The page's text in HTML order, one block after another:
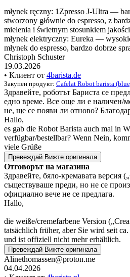
młynek ręczny: 1Zpresso J-Ultra —
stworzony głównie do espresso, z
mielenia i świetnym stosunkiem
młynek elektryczny: Eureka —
młynek do espresso, bardzo dobrze
Christoph Schuster
19.03.2026
• Клиент от 4barista.de
Закупен продукт: Cafelat Robot barista
Здравейте, роботът Бариста се
едно време. Все още ли е наличен/
не, ще се появи ли отново?
Hallo,
es gab die Robot Barista auch mal in
verfügbar/bestellbar? Wenn Nein,
viele Grüße
Превеждай Вижте оригинала
Отговорът на магазина
Здравейте, бяло-кремавата версия
съществуваше преди, но не се
официално вече не се предлага.
Hallo,
die weiße/cremefarbene Version
tatsächlich früher, aber Sie wird seit
und ist offiziell nicht mehr erhältlich.
Превеждай Вижте оригинала
Alinethomassen@proton.me
04.04.2026